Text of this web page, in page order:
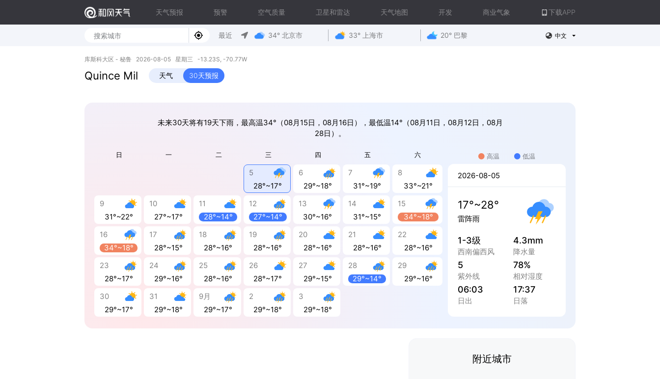
天气预报 预警 空气质量 卫星和雷达 天气地图 开发 商业气象 下载APP
最近 34° 北京市 33° 上海市 20° 巴黎 中文
库斯科大区 - 秘鲁 2026-08-05 星期三 -13.23S, -70.77W
Quince Mil 天气 30天预报
未来30天将有19天下雨，最高温34°（08月15日，08月16日），最低温14°（08月11日，08月12日，08月
28日）。
日 一 二 三 四 五 六
5
28°~17°
6
29°~18°
7
31°~19°
8
33°~21°
9
31°~22°
10
27°~17°
11
28°~14°
12
27°~14°
13
30°~16°
14
31°~15°
15
34°~18°
16
34°~18°
17
28°~15°
18
28°~16°
19
28°~16°
20
28°~16°
21
28°~16°
22
28°~16°
23
28°~17°
24
29°~16°
25
28°~16°
26
28°~17°
27
29°~15°
28
29°~14°
29
29°~16°
30
29°~17°
31
29°~18°
9月
29°~17°
2
29°~18°
3
29°~18°
高温 低温
2026-08-05
17°~28°
雷阵雨
1-3级
西南偏西风
4.3mm
降水量
5
紫外线
78%
相对湿度
06:03
日出
17:37
日落
附近城市